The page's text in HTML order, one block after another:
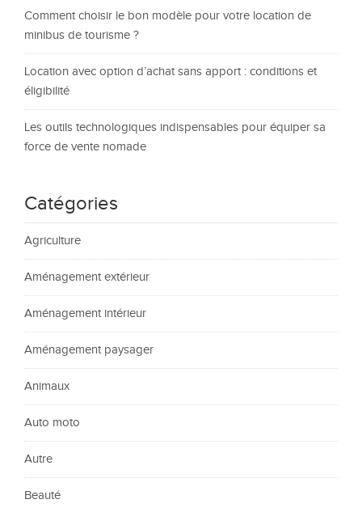
Comment choisir le bon modèle pour votre location de
minibus de tourisme ?
Location avec option d’achat sans apport : conditions et
éligibilité
Les outils technologiques indispensables pour équiper sa
force de vente nomade
Catégories
Agriculture
Aménagement extérieur
Aménagement intérieur
Aménagement paysager
Animaux
Auto moto
Autre
Beauté